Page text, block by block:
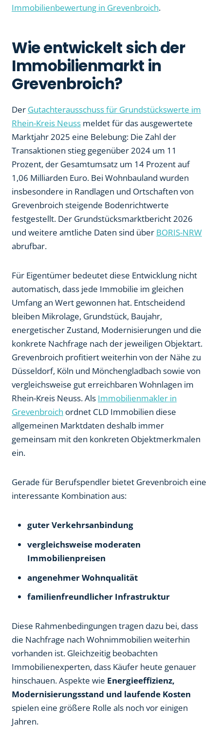
Immobilienbewertung in Grevenbroich.
Wie entwickelt sich der
Immobilienmarkt in
Grevenbroich?
Der Gutachterausschuss für Grundstückswerte im
Rhein-Kreis Neuss meldet für das ausgewertete
Marktjahr 2025 eine Belebung: Die Zahl der
Transaktionen stieg gegenüber 2024 um 11
Prozent, der Gesamtumsatz um 14 Prozent auf
1,06 Milliarden Euro. Bei Wohnbauland wurden
insbesondere in Randlagen und Ortschaften von
Grevenbroich steigende Bodenrichtwerte
festgestellt. Der Grundstücksmarktbericht 2026
und weitere amtliche Daten sind über BORIS-NRW
abrufbar.
Für Eigentümer bedeutet diese Entwicklung nicht
automatisch, dass jede Immobilie im gleichen
Umfang an Wert gewonnen hat. Entscheidend
bleiben Mikrolage, Grundstück, Baujahr,
energetischer Zustand, Modernisierungen und die
konkrete Nachfrage nach der jeweiligen Objektart.
Grevenbroich profitiert weiterhin von der Nähe zu
Düsseldorf, Köln und Mönchengladbach sowie von
vergleichsweise gut erreichbaren Wohnlagen im
Rhein-Kreis Neuss. Als Immobilienmakler in
Grevenbroich ordnet CLD Immobilien diese
allgemeinen Marktdaten deshalb immer
gemeinsam mit den konkreten Objektmerkmalen
ein.
Gerade für Berufspendler bietet Grevenbroich eine
interessante Kombination aus:
guter Verkehrsanbindung
vergleichsweise moderaten
Immobilienpreisen
angenehmer Wohnqualität
familienfreundlicher Infrastruktur
Diese Rahmenbedingungen tragen dazu bei, dass
die Nachfrage nach Wohnimmobilien weiterhin
vorhanden ist. Gleichzeitig beobachten
Immobilienexperten, dass Käufer heute genauer
hinschauen. Aspekte wie Energieeffizienz,
Modernisierungsstand und laufende Kosten
spielen eine größere Rolle als noch vor einigen
Jahren.